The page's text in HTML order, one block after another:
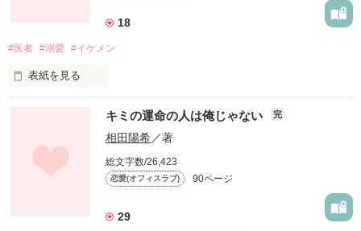
無口で照れ屋なベーシスト。
昼間はナチュラルメイクで笑顔の可愛いカフェの看板娘だが、
夜になるとバッチリメイクで妖艶に舞うベリーダンサー
とある大好きなバンドのライブで二人は出会った。
昼間の佐倉と夜のSAKURA。
二人の『さくら』に惹かれ、翻弄される大翔。そんな二人のお
18
#医者 #溺愛 #イケメン
表紙を見る
K大学病院放射線科勤務放射線技師
宮前圭吾(28歳)
学生時代、佐久間先生の一夜限りの一人に含まれた恵は、彼に
キミの運命の人は俺じゃない 完
相田陽希／著
総文字数/26,423
恋愛(オフィスラブ) 90ページ
29